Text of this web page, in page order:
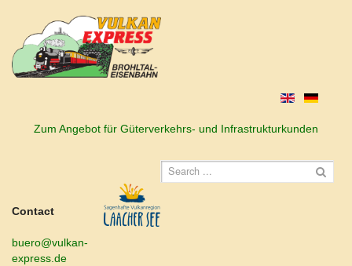
Zum Angebot für Güterverkehrs- und Infrastrukturkunden
Contact
buero@vulkan-
express.de